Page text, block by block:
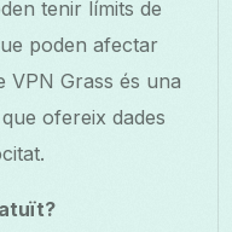
tenir límits de
poden afectar
VPN Grass és una
ofereix dades